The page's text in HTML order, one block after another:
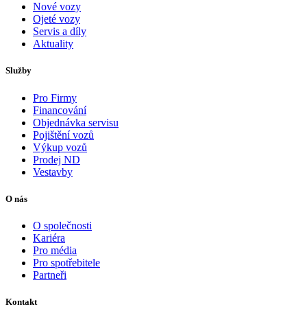
Nové vozy
Ojeté vozy
Servis a díly
Aktuality
Služby
Pro Firmy
Financování
Objednávka servisu
Pojištění vozů
Výkup vozů
Prodej ND
Vestavby
O nás
O společnosti
Kariéra
Pro média
Pro spotřebitele
Partneři
Kontakt